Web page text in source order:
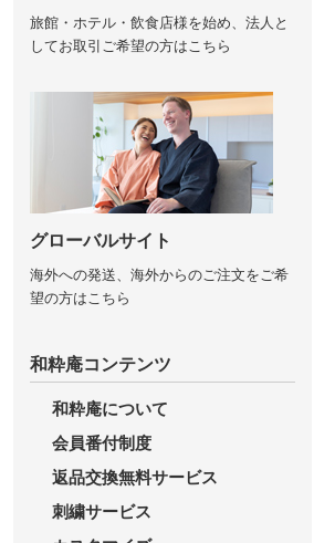
旅館・ホテル・飲食店様を始め、法人と
してお取引ご希望の方はこちら
グローバルサイト
海外への発送、海外からのご注文をご希
望の方はこちら
和粋庵コンテンツ
和粋庵について
会員番付制度
返品交換無料サービス
刺繍サービス